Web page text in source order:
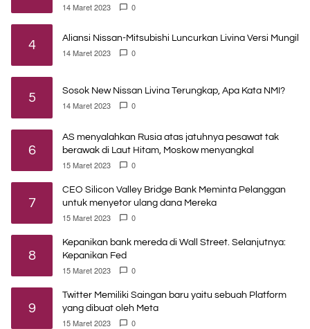
14 Maret 2023 0
4 Aliansi Nissan-Mitsubishi Luncurkan Livina Versi Mungil
14 Maret 2023 0
5 Sosok New Nissan Livina Terungkap, Apa Kata NMI?
14 Maret 2023 0
6
AS menyalahkan Rusia atas jatuhnya pesawat tak
berawak di Laut Hitam, Moskow menyangkal
15 Maret 2023 0
7
CEO Silicon Valley Bridge Bank Meminta Pelanggan
untuk menyetor ulang dana Mereka
15 Maret 2023 0
8
Kepanikan bank mereda di Wall Street. Selanjutnya:
Kepanikan Fed
15 Maret 2023 0
9
Twitter Memiliki Saingan baru yaitu sebuah Platform
yang dibuat oleh Meta
15 Maret 2023 0